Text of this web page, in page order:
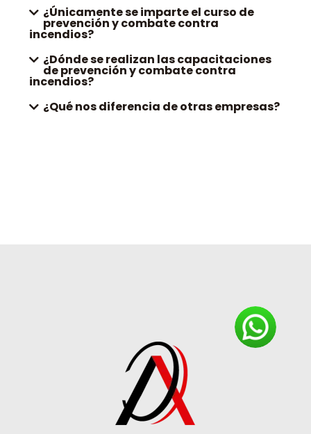
¿Únicamente se imparte el curso de
prevención y combate contra
incendios?
¿Dónde se realizan las capacitaciones
de prevención y combate contra
incendios?
¿Qué nos diferencia de otras empresas?